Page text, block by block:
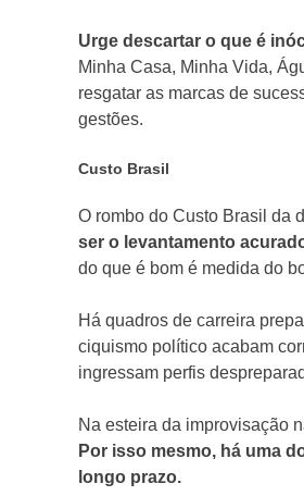
Urge descartar o que é
Minha Casa, Minha Vida,
resgatar as marcas de
gestões.
Custo Brasil
O rombo do Custo Brasil da
ser o levantamento
do que é bom é medida do
Há quadros de carreira
ciquismo político acabam
ingressam perfis
Na esteira da improvisação
Por isso mesmo, há uma
longo prazo.